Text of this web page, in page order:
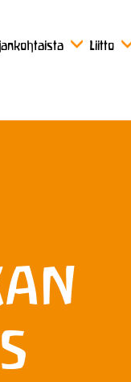
Liitto